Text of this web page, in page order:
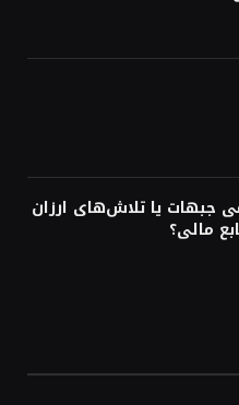
جبهات یا تلاش‌های ارزان
مالی؟